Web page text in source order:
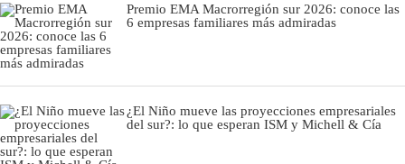
Premio EMA Macrorregión sur 2026: conoce las
6 empresas familiares más admiradas
¿El Niño mueve las proyecciones empresariales
del sur?: lo que esperan ISM y Michell & Cía